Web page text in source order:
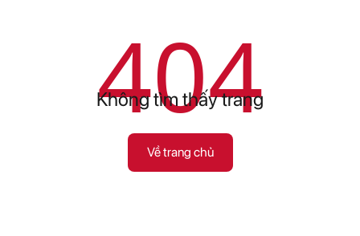
404
Không tìm thấy trang
Về trang chủ